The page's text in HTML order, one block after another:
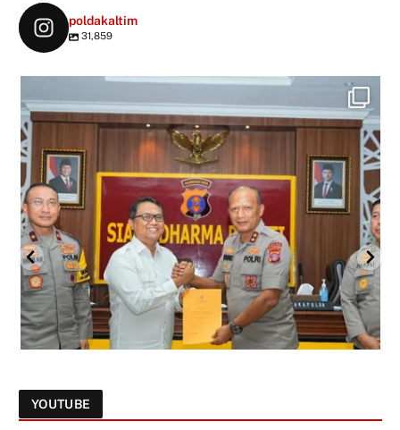
poldakaltim
31,859
YOUTUBE